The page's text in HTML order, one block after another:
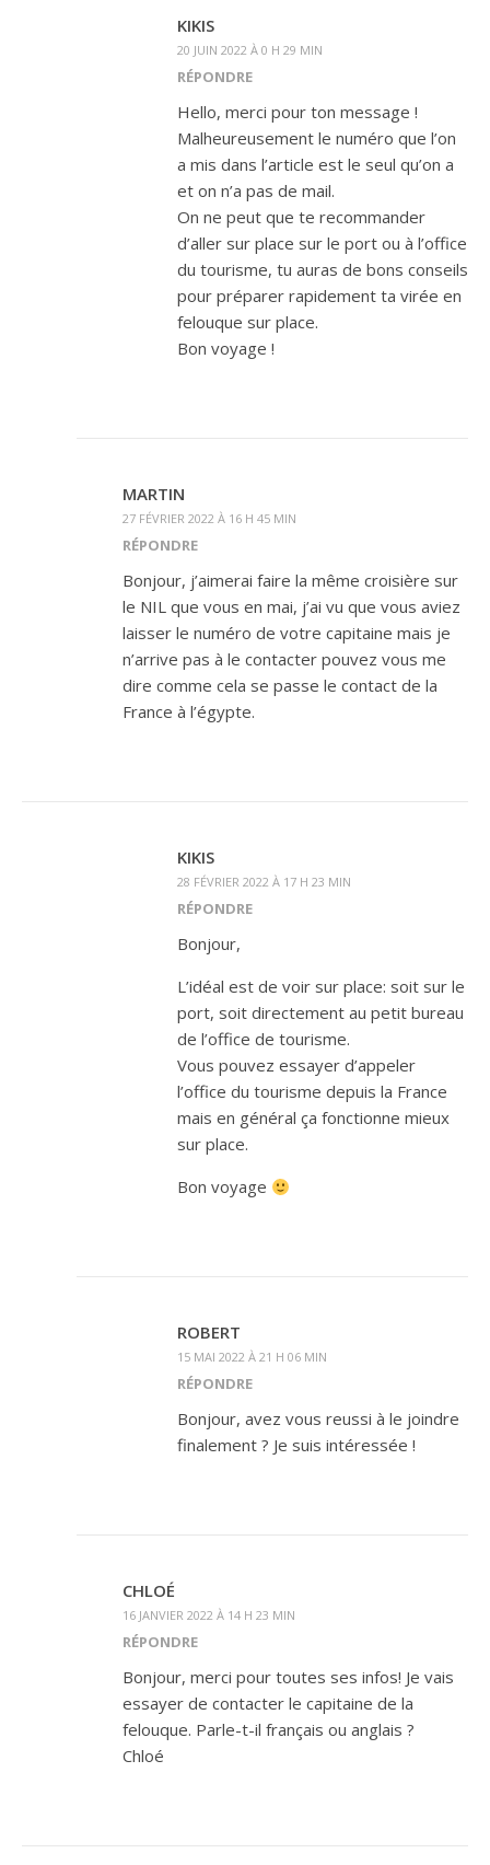
KIKIS
20 JUIN 2022 À 0 H 29 MIN
RÉPONDRE
Hello, merci pour ton message !
Malheureusement le numéro que l’on
a mis dans l’article est le seul qu’on a
et on n’a pas de mail.
On ne peut que te recommander
d’aller sur place sur le port ou à l’office
du tourisme, tu auras de bons conseils
pour préparer rapidement ta virée en
felouque sur place.
Bon voyage !
MARTIN
27 FÉVRIER 2022 À 16 H 45 MIN
RÉPONDRE
Bonjour, j’aimerai faire la même croisière sur
le NIL que vous en mai, j’ai vu que vous aviez
laisser le numéro de votre capitaine mais je
n’arrive pas à le contacter pouvez vous me
dire comme cela se passe le contact de la
France à l’égypte.
KIKIS
28 FÉVRIER 2022 À 17 H 23 MIN
RÉPONDRE
Bonjour,
L’idéal est de voir sur place: soit sur le
port, soit directement au petit bureau
de l’office de tourisme.
Vous pouvez essayer d’appeler
l’office du tourisme depuis la France
mais en général ça fonctionne mieux
sur place.
Bon voyage
ROBERT
15 MAI 2022 À 21 H 06 MIN
RÉPONDRE
Bonjour, avez vous reussi à le joindre
finalement ? Je suis intéressée !
CHLOÉ
16 JANVIER 2022 À 14 H 23 MIN
RÉPONDRE
Bonjour, merci pour toutes ses infos! Je vais
essayer de contacter le capitaine de la
felouque. Parle-t-il français ou anglais ?
Chloé